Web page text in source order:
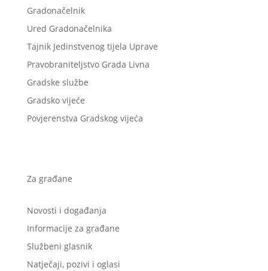
Gradonačelnik
Ured Gradonačelnika
Tajnik Jedinstvenog tijela Uprave
Pravobraniteljstvo Grada Livna
Gradske službe
Gradsko vijeće
Povjerenstva Gradskog vijeća
Za građane
Novosti i događanja
Informacije za građane
Službeni glasnik
Natječaji, pozivi i oglasi